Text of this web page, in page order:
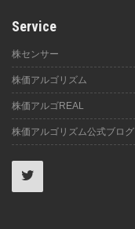
Service
株センサー
株価アルゴリズム
株価アルゴREAL
株価アルゴリズム公式ブログ